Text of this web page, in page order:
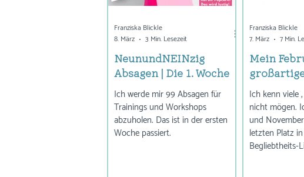
NeunundNEINzig
Absagen | Die 1. Woche
Ich werde mir 99 Absagen für
Trainings und Workshops
abzuholen. Das ist in der ersten
Woche passiert.
Franziska Blickle
8. März
3 Min. Lesezeit
Mein
Ich kenn viele
nicht mögen.
und
letzten Platz
Begliebtheits-
Franziska Blickle
7. März
7 Min.